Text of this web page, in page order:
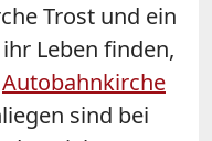
Trost und ein
Leben finden,
Autobahnkirche
sind bei